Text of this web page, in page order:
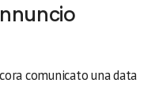
comunicato una data